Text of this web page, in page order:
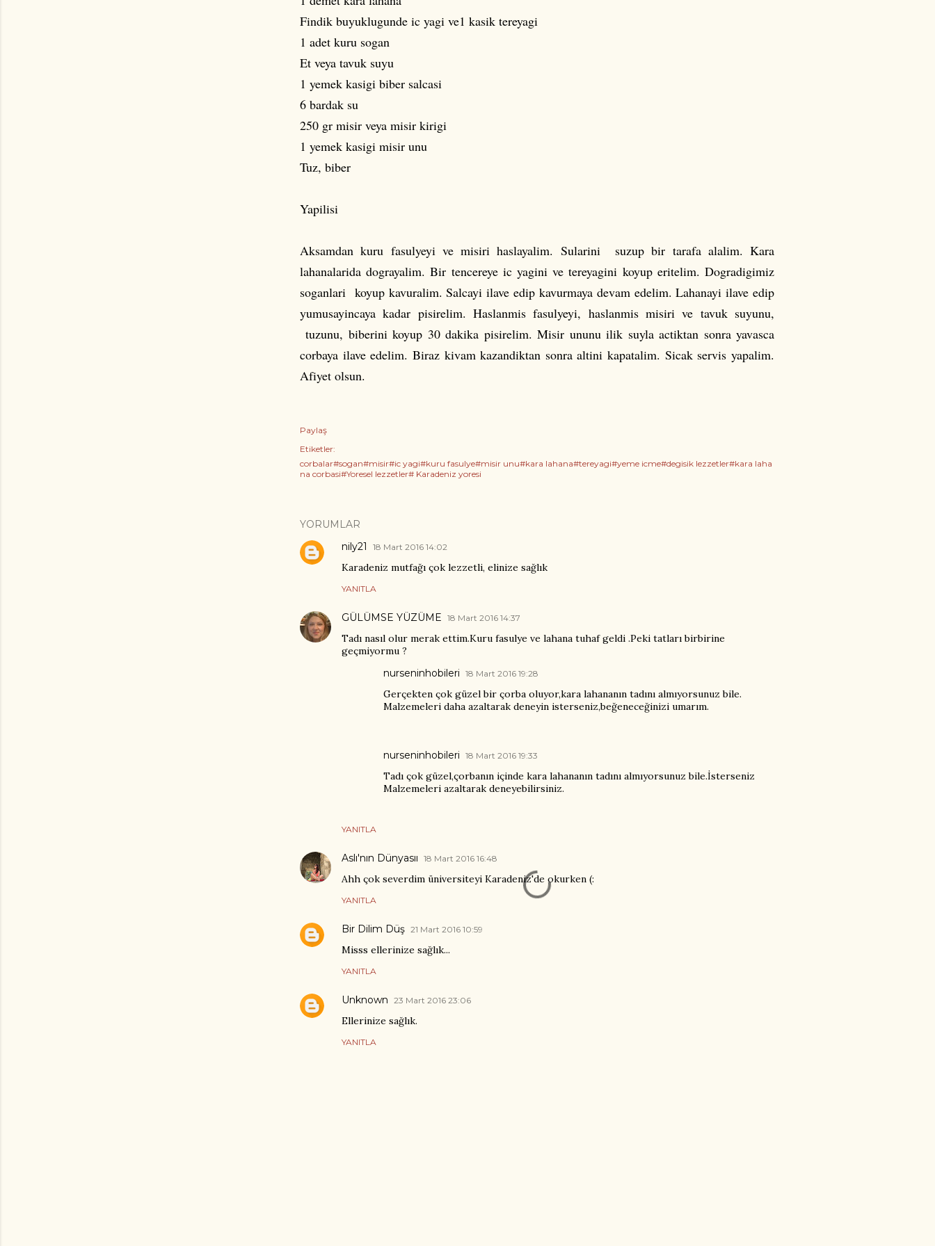
Findik buyuklugunde ic yagi ve1 kasik tereyagi
1 adet kuru sogan
Et veya tavuk suyu
1 yemek kasigi biber salcasi
6 bardak su
250 gr misir veya misir kirigi
1 yemek kasigi misir unu
Tuz, biber
Yapilisi
Aksamdan kuru fasulyeyi ve misiri haslayalim. Sularini suzup bir tarafa alalim. Kara
lahanalarida dograyalim. Bir tencereye ic yagini ve tereyagini koyup eritelim. Dogradigimiz
soganlari koyup kavuralim. Salcayi ilave edip kavurmaya devam edelim. Lahanayi ilave edip
yumusayincaya kadar pisirelim. Haslanmis fasulyeyi, haslanmis misiri ve tavuk suyunu,
tuzunu, biberini koyup 30 dakika pisirelim. Misir ununu ilik suyla actiktan sonra yavasca
corbaya ilave edelim. Biraz kivam kazandiktan sonra altini kapatalim. Sicak servis yapalim.
Afiyet olsun.
Paylaş
Etiketler:
corbalar#sogan#misir#ic yagi#kuru fasulye#misir unu#kara lahana#tereyagi#yeme icme#degisik lezzetler#kara laha
na corbasi#Yoresel lezzetler# Karadeniz yoresi
YORUMLAR
nily21
18 Mart 2016 14:02
Karadeniz mutfağı çok lezzetli, elinize sağlık
YANITLA
GÜLÜMSE YÜZÜME 18 Mart 2016 14:37
Tadı nasıl olur merak ettim.Kuru fasulye ve lahana tuhaf geldi .Peki tatları birbirine
geçmiyormu ?
YANITLA
nurseninhobileri 18 Mart 2016 19:28
Gerçekten çok güzel bir çorba oluyor,kara lahananın tadını almıyorsunuz bile.
Malzemeleri daha azaltarak deneyin isterseniz,beğeneceğinizi umarım.
nurseninhobileri 18 Mart 2016 19:33
Tadı çok güzel,çorbanın içinde kara lahananın tadını almıyorsunuz bile.İsterseniz
Malzemeleri azaltarak deneyebilirsiniz.
Aslı'nın Dünyasıı 18 Mart 2016 16:48
Ahh çok severdim üniversiteyi Karadeniz'de okurken (:
YANITLA
Bir Dilim Düş 21 Mart 2016 10:59
Misss ellerinize sağlık...
YANITLA
Unknown 23 Mart 2016 23:06
Ellerinize sağlık.
YANITLA